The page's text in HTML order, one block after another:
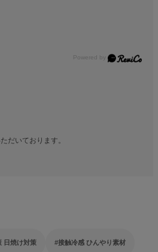
だいております。
日焼け対策 接触冷感 ひんやり素材